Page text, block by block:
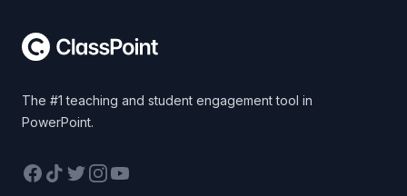
The #1 teaching and student engagement tool in
PowerPoint.
Facebook
TikTokTwitterInstagram
YouTube